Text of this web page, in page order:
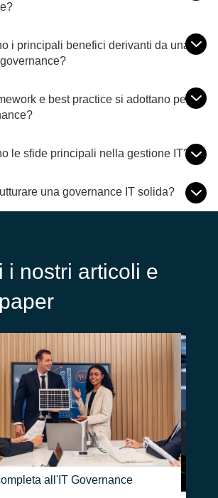
i principali benefici derivanti da una
e best practice si adottano per la
le sfide principali nella gestione IT?
una governance IT solida?
i nostri articoli e
all'IT Governance